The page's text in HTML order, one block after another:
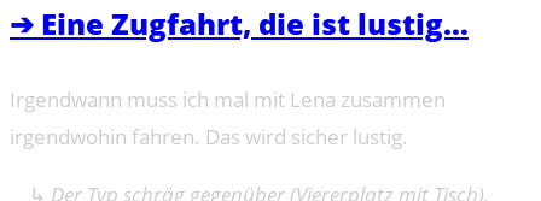
➔ Eine Zugfahrt, die ist lustig…
Irgendwann muss ich mal mit Lena zusammen
irgendwohin fahren. Das wird sicher lustig.
↳ Der Typ schräg gegenüber (Viererplatz mit Tisch),